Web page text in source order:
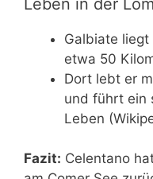
Galbiate liegt
etwa 50
Dort lebt er
und führt ein
Leben
Fazit: Celentano